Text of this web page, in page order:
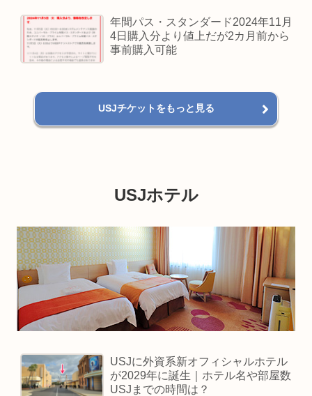
年間パス・スタンダード2024年11月
4日購入分より値上だが2カ月前から
事前購入可能
USJチケットをもっと見る
USJホテル
USJに外資系新オフィシャルホテル
が2029年に誕生｜ホテル名や部屋数
USJまでの時間は？